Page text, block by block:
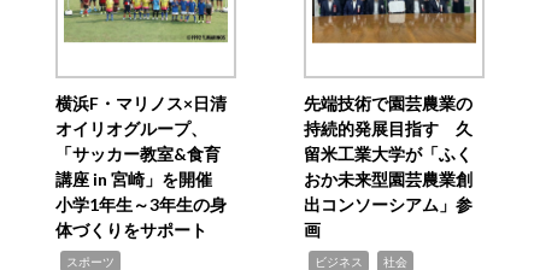
横浜F・マリノス×日清
オイリオグループ、
「サッカー教室&食育
講座 in 宮崎」を開催
小学1年生～3年生の身
体づくりをサポート
スポーツ
先端技術で園芸農業の
持続的発展目指す 久
留米工業大学が「ふく
おか未来型園芸農業創
出コンソーシアム」参
画
ビジネス 社会